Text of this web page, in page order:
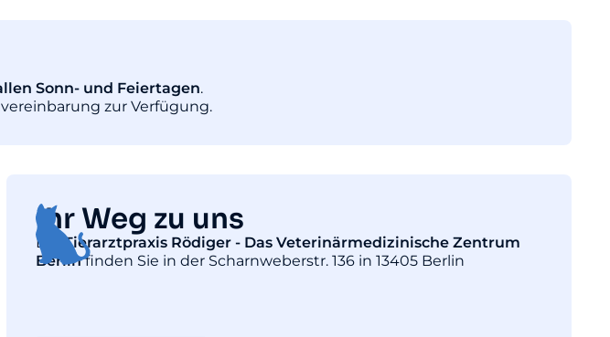
Sonn- und Feiertagen.
zur Verfügung.
Ihr Weg zu uns
Die
Tierarztpraxis Rödiger - Das Veterinärmedizinische Zentrum
Berlinfinden Sie in der Scharnweberstr. 136 in 13405 Berlin